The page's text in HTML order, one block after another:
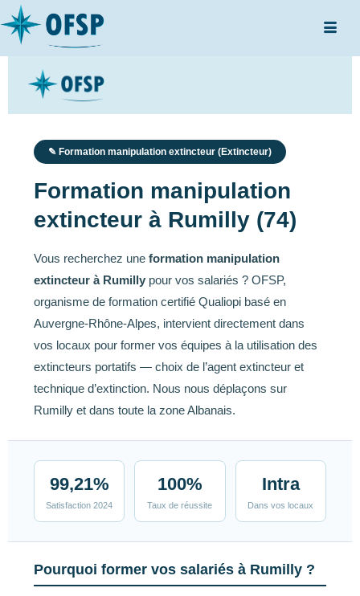
✎ Formation manipulation extincteur (Extincteur)
Formation manipulation
extincteur à Rumilly (74)
Vous recherchez une formation manipulation
extincteur à Rumilly pour vos salariés ? OFSP,
organisme de formation certifié Qualiopi basé en
Auvergne-Rhône-Alpes, intervient directement dans
vos locaux pour former vos équipes à la utilisation des
extincteurs portatifs — choix de l’agent extincteur et
technique d’extinction. Nous nous déplaçons sur
Rumilly et dans toute la zone Albanais.
99,21%
Satisfaction 2024
100%
Taux de réussite
Intra
Dans vos locaux
Pourquoi former vos salariés à Rumilly ?